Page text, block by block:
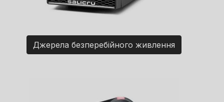
Джерела безперебійного живлення